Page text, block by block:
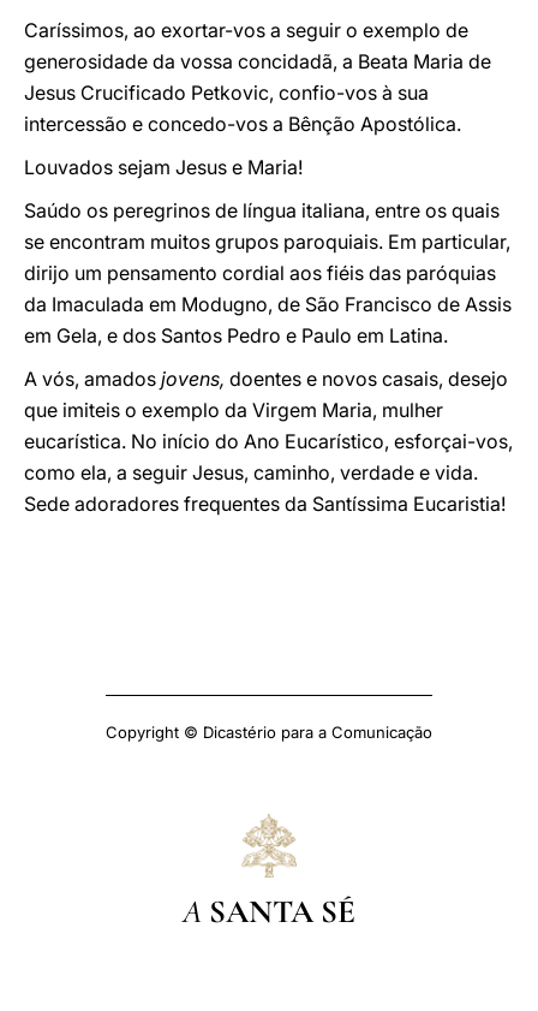
Caríssimos, ao exortar-vos a seguir o exemplo de
generosidade da vossa concidadã, a Beata Maria de
Jesus Crucificado Petkovic, confio-vos à sua
intercessão e concedo-vos a Bênção Apostólica.
Louvados sejam Jesus e Maria!
Saúdo os peregrinos de língua italiana, entre os quais
se encontram muitos grupos paroquiais. Em particular,
dirijo um pensamento cordial aos fiéis das paróquias
da Imaculada em Modugno, de São Francisco de Assis
em Gela, e dos Santos Pedro e Paulo em Latina.
A vós, amados jovens, doentes e novos casais, desejo
que imiteis o exemplo da Virgem Maria, mulher
eucarística. No início do Ano Eucarístico, esforçai-vos,
como ela, a seguir Jesus, caminho, verdade e vida.
Sede adoradores frequentes da Santíssima Eucaristia!
Copyright © Dicastério para a Comunicação
A SANTA SÉ